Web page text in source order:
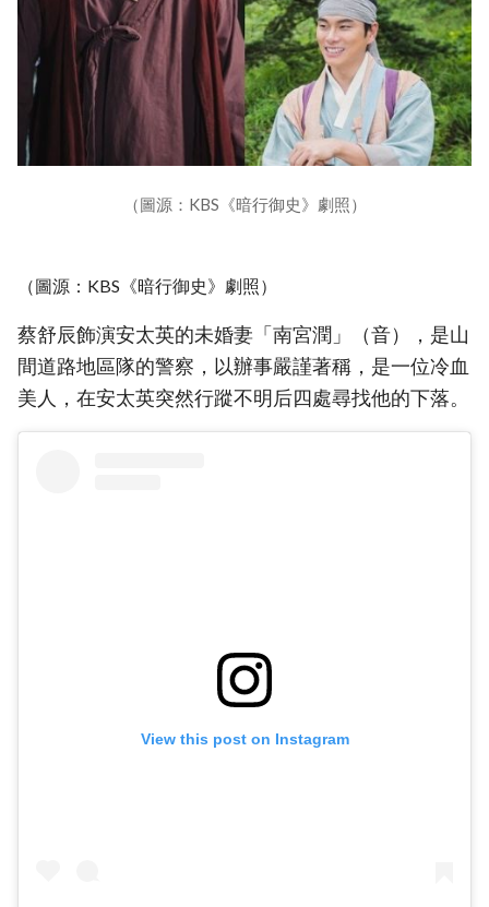
（圖源：KBS《暗行御史》劇照）
（圖源：KBS《暗行御史》劇照）
蔡舒辰飾演安太英的未婚妻「南宮潤」（音），是山
間道路地區隊的警察，以辦事嚴謹著稱，是一位冷血
美人，在安太英突然行蹤不明后四處尋找他的下落。
View this post on Instagram